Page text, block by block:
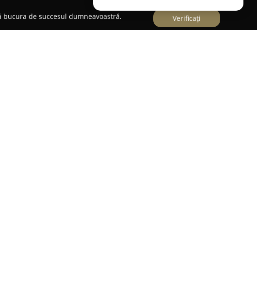
de succesul dumneavoastră.
Verificați